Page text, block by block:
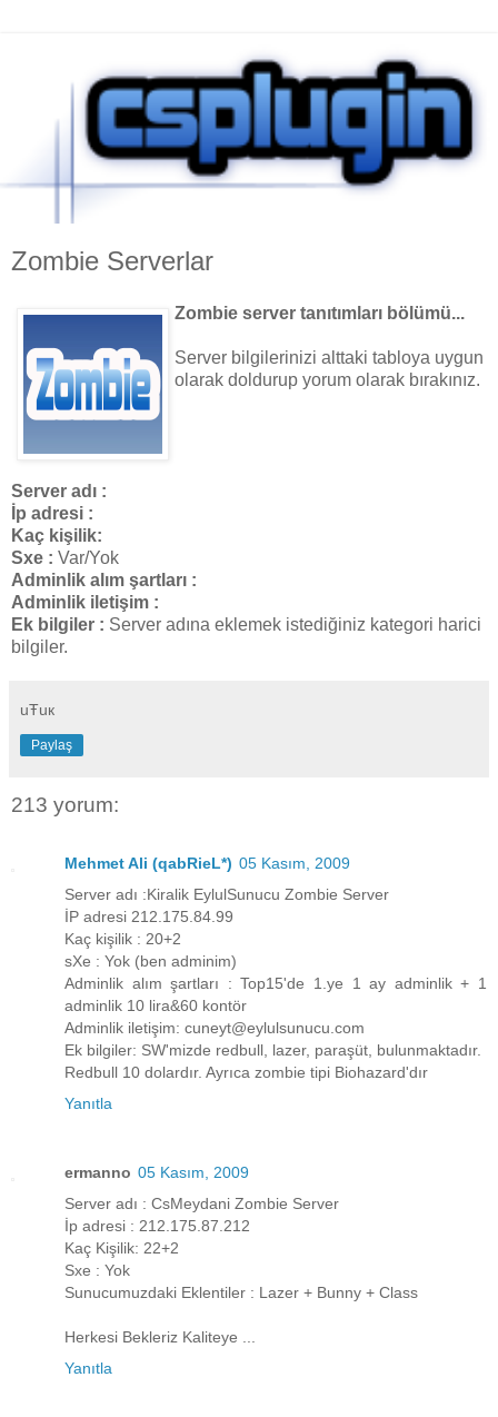
Zombie Serverlar
Zombie server tanıtımları bölümü...
Server bilgilerinizi alttaki tabloya uygun
olarak doldurup yorum olarak bırakınız.
Server adı :
İp adresi :
Kaç kişilik:
Sxe : Var/Yok
Adminlik alım şartları :
Adminlik iletişim :
Ek bilgiler : Server adına eklemek istediğiniz kategori harici
bilgiler.
uŦuк
Paylaş
213 yorum:
Mehmet Ali (qabRieL*) 05 Kasım, 2009
Server adı :Kiralik EylulSunucu Zombie Server
İP adresi 212.175.84.99
Kaç kişilik : 20+2
sXe : Yok (ben adminim)
Adminlik alım şartları : Top15'de 1.ye 1 ay adminlik + 1
adminlik 10 lira&60 kontör
Adminlik iletişim: cuneyt@eylulsunucu.com
Ek bilgiler: SW'mizde redbull, lazer, paraşüt, bulunmaktadır.
Redbull 10 dolardır. Ayrıca zombie tipi Biohazard'dır
Yanıtla
ermanno 05 Kasım, 2009
Server adı : CsMeydani Zombie Server
İp adresi : 212.175.87.212
Kaç Kişilik: 22+2
Sxe : Yok
Sunucumuzdaki Eklentiler : Lazer + Bunny + Class
Herkesi Bekleriz Kaliteye ...
Yanıtla